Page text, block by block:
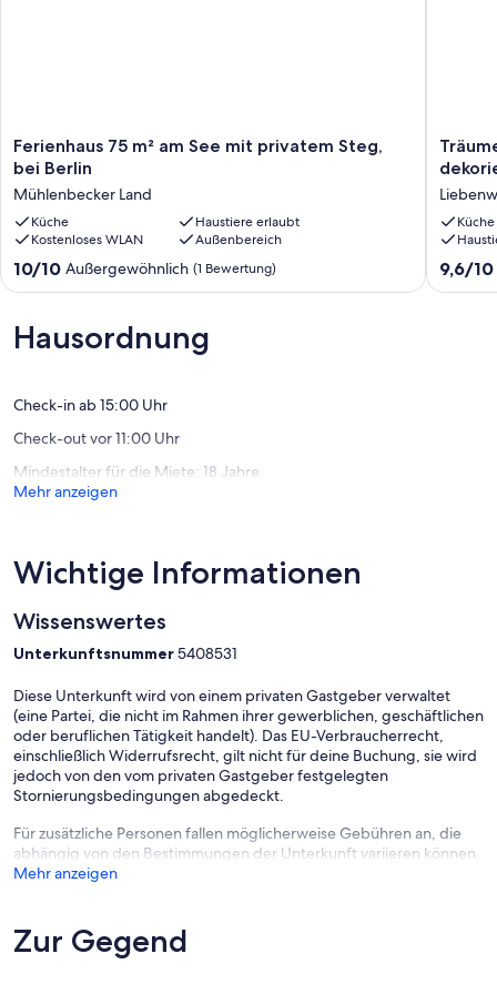
Ferienhaus
75
am
See
mit
privatem
Steg,
Berlin
Mühlenbecker
Ferienhaus 75 m² am See mit privatem Steg,
bei Berlin
Mühlenbecker Land
Küche
Haustiere erlaubt
Kostenloses WLAN
Außenbereich
10.0
von
Außergewöhnlich,
(1
10/10 Außergewöhnlich (1 Bewertung)
in
und
Küche
9.6
von
9,6/10
Hausordnung
Check-in ab 15:00 Uhr
Check-out vor 11:00 Uhr
Mindestalter für die Miete: 18 Jahre
Mehr anzeigen
Wichtige Informationen
Wissenswertes
Unterkunftsnummer5408531
Diese Unterkunft wird von einem privaten Gastgeber verwaltet
(eine Partei, die nicht im Rahmen ihrer gewerblichen, geschäftlichen
oder beruflichen Tätigkeit handelt). Das EU-Verbraucherrecht,
einschließlich Widerrufsrecht, gilt nicht für deine Buchung, sie wird
jedoch von den vom privaten Gastgeber festgelegten
Stornierungsbedingungen abgedeckt.
Für zusätzliche Personen fallen möglicherweise Gebühren an, die
abhängig von den Bestimmungen der Unterkunft variieren können.
Mehr anzeigen
Zur Gegend